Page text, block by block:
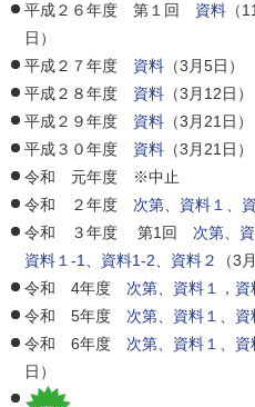
平成２６年度 第１回 資料 （
日）
平成２７年度 資料 （3月5日）
平成２８年度 資料 （3月12日）
平成２９年度 資料 （3月21日）
平成３０年度 資料 （3月21日）
令和 元年度 ※中止
令和 ２年度 次第 資料１
令和 ３年度 第1回 次第
資料１-1
資料1-2 資料２
（3
令和 4年度 次第 資料１ ， 資
令和 5年度 次第 資料１ 資
令和 6年度 次第 資料１ 資
日）